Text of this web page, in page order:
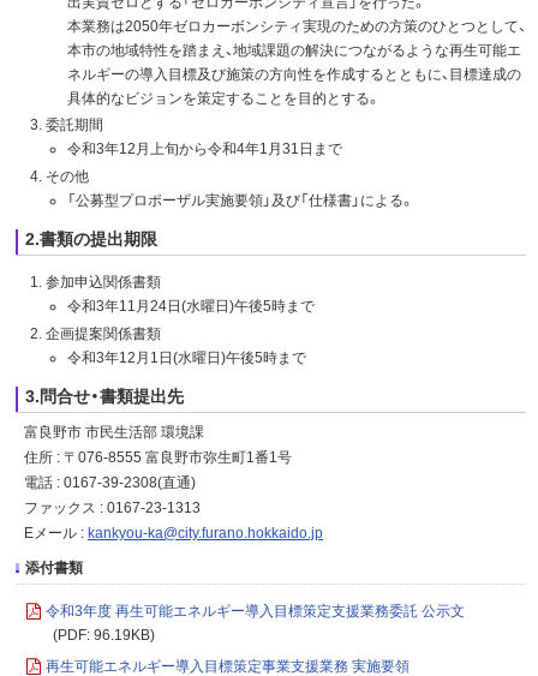
本業務は2050年ゼロカーボンシティ実現のための方策のひとつとして、
本市の地域特性を踏まえ、地域課題の解決につながるような再生可能エ
ネルギーの導入目標及び施策の方向性を作成するとともに、目標達成の
具体的なビジョンを策定することを目的とする。
委託期間
令和3年12月上旬から令和4年1月31日まで
その他
「公募型プロポーザル実施要領」及び「仕様書」による。
2.書類の提出期限
参加申込関係書類
令和3年11月24日(水曜日)午後5時まで
企画提案関係書類
令和3年12月1日(水曜日)午後5時まで
3.問合せ・書類提出先
富良野市 市民生活部 環境課
住所 : 〒076-8555 富良野市弥生町1番1号
電話 : 0167-39-2308(直通)
ファックス : 0167-23-1313
Eメール : kankyou-ka@city.furano.hokkaido.jp
添付書類
令和3年度 再生可能エネルギー導入目標策定支援業務委託 公示文
(PDF: 96.19KB)
再生可能エネルギー導入目標策定事業支援業務 実施要領